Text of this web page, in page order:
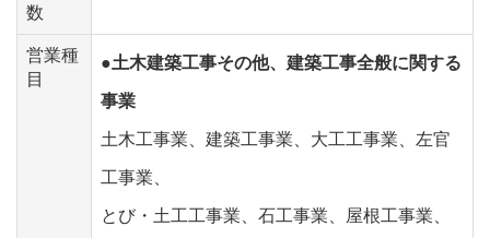
数
営業種
目
●土木建築工事その他、建築工事全般に関する
事業
土木工事業、建築工事業、大工工事業、左官
工事業、
とび・土工工事業、石工事業、屋根工事業、